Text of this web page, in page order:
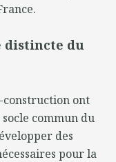
distincte du
construction ont
commun du
des
pour la